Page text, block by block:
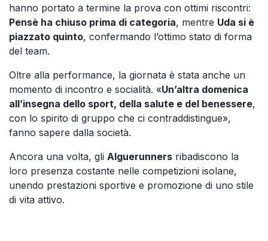
hanno portato a termine la prova con ottimi riscontri:
Pensè ha chiuso prima di categoria, mentre Uda si è
piazzato quinto, confermando l’ottimo stato di forma
del team.
Oltre alla performance, la giornata è stata anche un
momento di incontro e socialità. «Un’altra domenica
all’insegna dello sport, della salute e del benessere,
con lo spirito di gruppo che ci contraddistingue»,
fanno sapere dalla società.
Ancora una volta, gli Alguerunners ribadiscono la
loro presenza costante nelle competizioni isolane,
unendo prestazioni sportive e promozione di uno stile
di vita attivo.